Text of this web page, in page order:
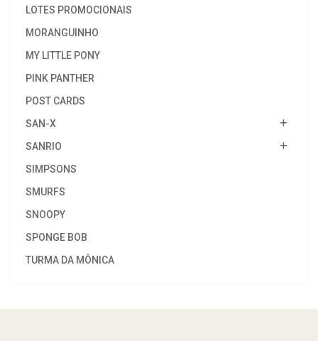
LOTES PROMOCIONAIS
MORANGUINHO
MY LITTLE PONY
PINK PANTHER
POST CARDS
SAN-X
SANRIO
SIMPSONS
SMURFS
SNOOPY
SPONGE BOB
TURMA DA MÔNICA